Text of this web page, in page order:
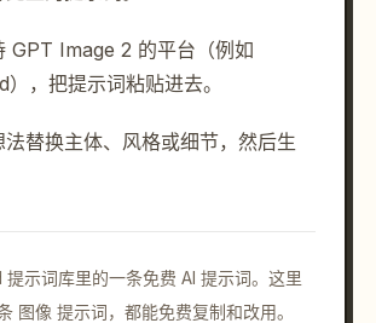
GPT Image 2 的平台（例如
，把提示词粘贴进去。
法替换主体、风格或细节，然后生
示词库里的一条免费 AI 提示词。这里
图像 提示词，都能免费复制和改用。